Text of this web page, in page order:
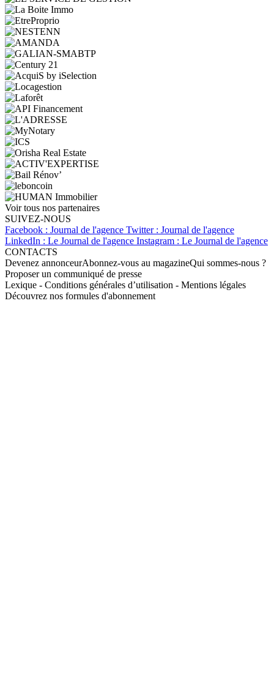
Voir tous nos partenaires
SUIVEZ-NOUS
Facebook : Journal de l'agence Twitter : Journal de l'agence
LinkedIn : Le Journal de l'agence Instagram : Le Journal de l'agence
CONTACTS
Devenez annonceurAbonnez-vous au magazineQui sommes-nous ?
Proposer un communiqué de presse
Lexique - Conditions générales d’utilisation - Mentions légales
Découvrez nos formules d'abonnement